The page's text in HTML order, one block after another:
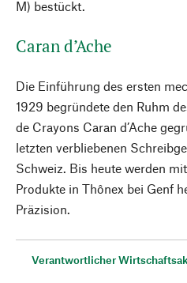
M) bestückt.
Caran d’Ache
Die Einführung des ersten
1929 begründete den Ruhm
de Crayons Caran d’Ache
letzten verbliebenen
Schweiz. Bis heute werden
Produkte in Thônex bei Genf
Präzision.
Verantwortlicher